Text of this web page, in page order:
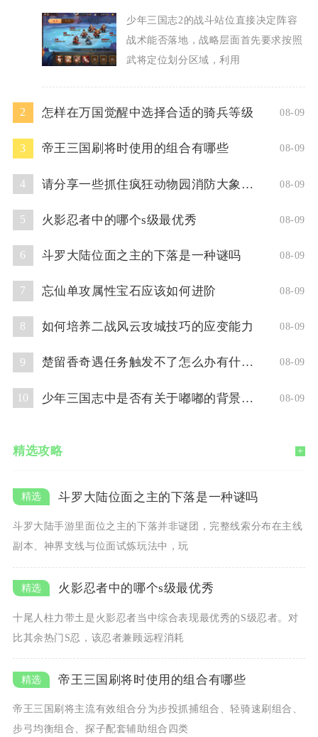
少年三国志2的战斗站位直接决定阵容
战术能否落地，战略层面首先要求按照
武将定位划分区域，利用
2 怎样在万国觉醒中选择合适的骑兵等级 08-09
3 帝王三国刷将时使用的组合有哪些 08-09
4 请分享一些抓住疯狂动物园消防大象的技巧 08-09
5 火影忍者中的哪个s级最优秀 08-09
6 斗罗大陆位面之主的下落是一种谜吗 08-09
7 忘仙单攻属性宝石应该如何进阶 08-09
8 如何培养二战风云攻城技巧的应变能力 08-09
9 楚留香奇遇任务触发不了怎么办有什么解决方法 08-09
10 少年三国志中是否有关于嘟嘟的背景故事 08-09
精选攻略 +
斗罗大陆位面之主的下落是一种谜吗
斗罗大陆手游里面位之主的下落并非谜团，完整线索分布在主线
副本、神界支线与位面试炼玩法中，玩
火影忍者中的哪个s级最优秀
十尾人柱力带土是火影忍者当中综合表现最优秀的S级忍者。对
比其余热门S忍，该忍者兼顾远程消耗
帝王三国刷将时使用的组合有哪些
帝王三国刷将主流有效组合分为步投抓捕组合、轻骑速刷组合、
步弓均衡组合、探子配套辅助组合四类